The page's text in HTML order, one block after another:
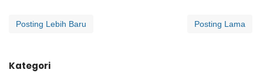
Posting Lebih Baru Posting Lama
Kategori